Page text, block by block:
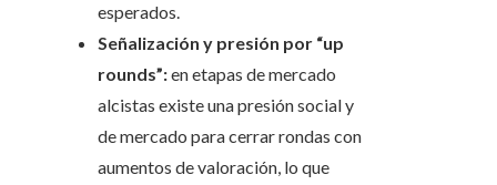
esperados.
Señalización y presión por “up
rounds”:en etapas de mercado
alcistas existe una presión social y
de mercado para cerrar rondas con
aumentos de valoración, lo que